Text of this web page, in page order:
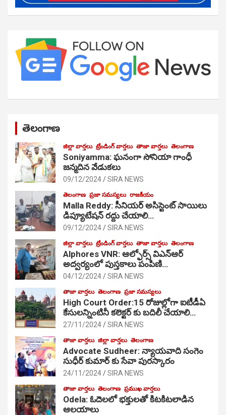
తెలంగాణ
జిల్లా వార్తలు ట్రేండింగ్ వార్తలు తాజా వార్తలు తెలంగాణ
Soniyamma: ఘ‌నంగా సోనియా గాంధీ
జ‌న్మ‌దిన వేడుక‌లు
09/12/2024 SIRA NEWS
తెలంగాణ ప్రజా సమస్యలు రాజకీయం
Malla Reddy: సీనియర్ అసిస్టెంట్ సాయిలు
డిప్యూటేషన్ రద్దు చేయాలి…
09/12/2024 SIRA NEWS
జిల్లా వార్తలు ట్రేండింగ్ వార్తలు తాజా వార్తలు తెలంగాణ
Alphores VNR: ఆల్ఫోర్స్ విఎన్ఆర్
అద్వర్యంలో పుస్తకాలు పంపిణి…
04/12/2024 SIRA NEWS
తాజా వార్తలు తెలంగాణ ప్రజా సమస్యలు
High Court Order:15 రోజుల్లోగా ఐటీడీఏ
కేసులన్నింటినీ కలెక్టర్ కు బదిలీ చేయాలి…
27/11/2024 SIRA NEWS
తాజా వార్తలు జిల్లా వార్తలు తెలంగాణ
Advocate Sudheer: న్యాయవాది సంగెం
సుధీర్ కుమార్ కు సేవా పురస్కారం
24/11/2024 SIRA NEWS
తాజా వార్తలు తెలంగాణ ప్రముఖ వార్తలు
Odela: ఓదెల‌లో భక్తులతో కిటకిటలాడిన
ఆల‌యాలు